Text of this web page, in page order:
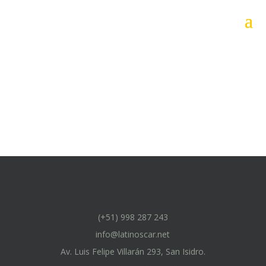
(+51) 998 287 243
info@latinoscar.net
Av. Luis Felipe Villarán 293, San Isidro.